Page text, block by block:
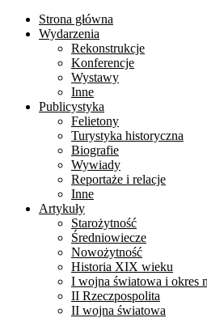
Strona główna
Wydarzenia
Rekonstrukcje
Konferencje
Wystawy
Inne
Publicystyka
Felietony
Turystyka historyczna
Biografie
Wywiady
Reportaże i relacje
Inne
Artykuły
Starożytność
Średniowiecze
Nowożytność
Historia XIX wieku
I wojna światowa i okres
II Rzeczpospolita
II wojna światowa